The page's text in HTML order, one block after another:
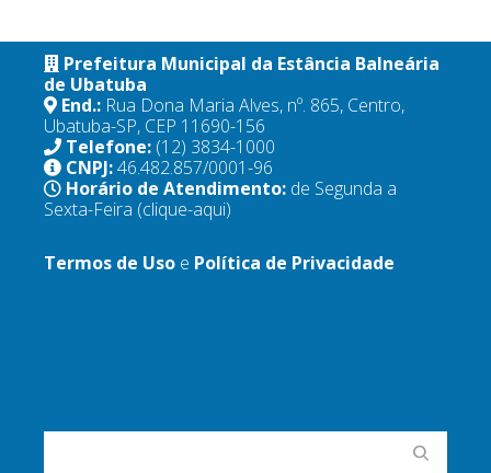
Prefeitura Municipal da Estância Balneária
de Ubatuba
End.: Rua Dona Maria Alves, nº. 865, Centro,
Ubatuba-SP, CEP 11690-156
Telefone: (12) 3834-1000
CNPJ:46.482.857/0001-96
Horário de Atendimento: de Segunda a
Sexta-Feira (clique-aqui)
Termos de Uso e Política de Privacidade